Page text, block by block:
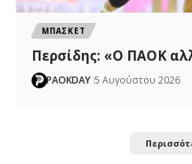
ΜΠΑΣΚΕΤ
Περσίδης: «Ο ΠΑΟΚ
PAOKDAY 5 Αυγούστου 2026